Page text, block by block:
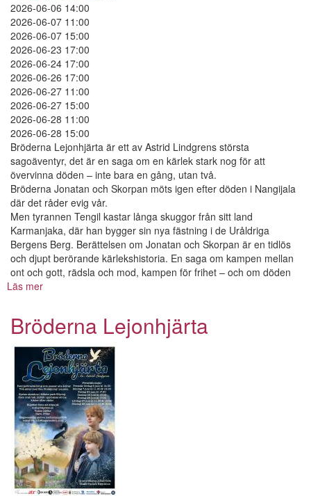
2026-06-06 14:00
2026-06-07 11:00
2026-06-07 15:00
2026-06-23 17:00
2026-06-24 17:00
2026-06-26 17:00
2026-06-27 11:00
2026-06-27 15:00
2026-06-28 11:00
2026-06-28 15:00
Bröderna Lejonhjärta är ett av Astrid Lindgrens största
sagoäventyr, det är en saga om en kärlek stark nog för att
övervinna döden – inte bara en gång, utan två.
Bröderna Jonatan och Skorpan möts igen efter döden i Nangijala
där det råder evig vår.
Men tyrannen Tengil kastar långa skuggor från sitt land
Karmanjaka, där han bygger sin nya fästning i de Uråldriga
Bergens Berg. Berättelsen om Jonatan och Skorpan är en tidlös
och djupt berörande kärlekshistoria. En saga om kampen mellan
ont och gott, rädsla och mod, kampen för frihet – och om döden
Läs mer
Bröderna Lejonhjärta